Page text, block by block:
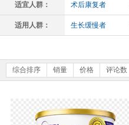
适宜人群： 术后康复者
适用人群： 生长缓慢者
综合排序 销量 价格 评论数